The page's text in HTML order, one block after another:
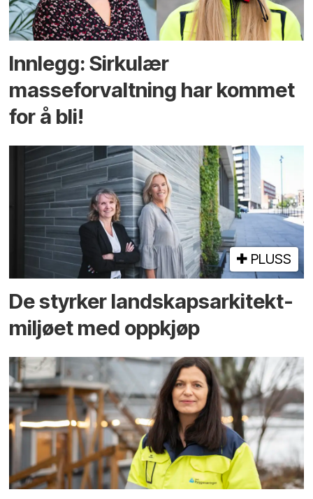
Innlegg: Sirkulær
masseforvaltning har kommet
for å bli!
PLUSS
De styrker landskaps­arkitekt­
miljøet med oppkjøp